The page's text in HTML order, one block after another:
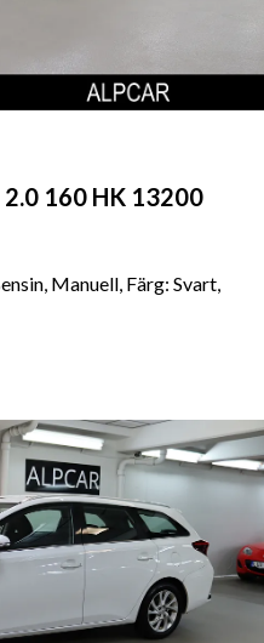
2.0 160 HK 13200
Manuell, Färg: Svart,